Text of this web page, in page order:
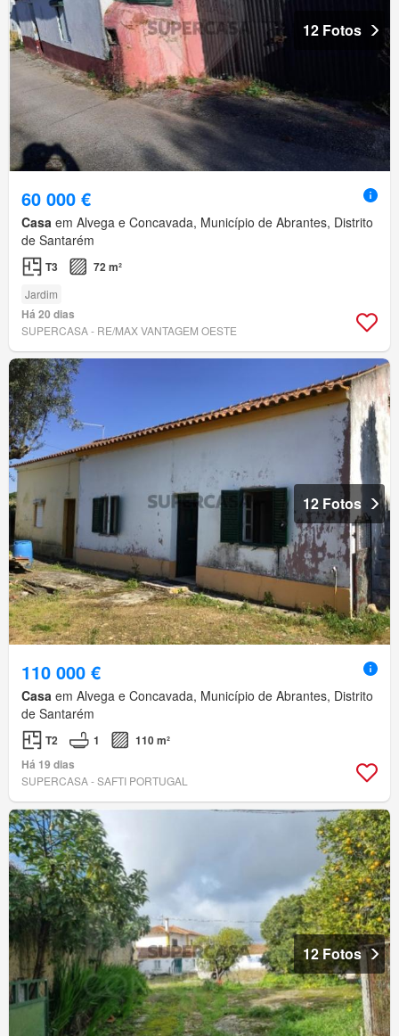
12 Fotos
60 000 €
Casa em Alvega e Concavada, Município de Abrantes, Distrito
de Santarém
T3 72 m²
Jardim
Há 20 dias
SUPERCASA - RE/MAX VANTAGEM OESTE
12 Fotos
110 000 €
Casa em Alvega e Concavada, Município de Abrantes, Distrito
de Santarém
T2 1
110 m²
Há 19 dias
SUPERCASA - SAFTI PORTUGAL
12 Fotos